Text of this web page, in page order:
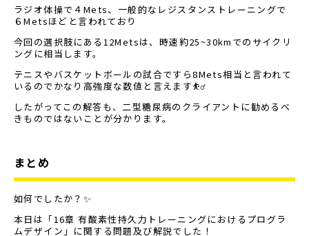
ラジオ体操で４Mets、一般的なレジスタンストレーニングで
６Metsほどと言われており
今回の選択肢にある12Metsは、時速約25~30kmでのサイクリ
ングに相当します。
テニスやバスケットボールの試合ですら8Mets相当と言われて
いるのでかなり高強度な数値と言えます⛹️‍♂️
したがってこの解答も、二型糖尿病のクライアントに勧めるべ
きものではないことが分かります。
まとめ
如何でしたか？✨
本日は「16章 有酸素性持久力トレーニングにおけるプログラ
ムデザイン」に関する問題及び解説でした！